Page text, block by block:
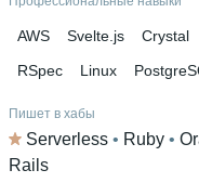
AWS Svelte.js Crystal
RSpec
Linux
Пишет в хабы
Serverless • Ruby •
Rails